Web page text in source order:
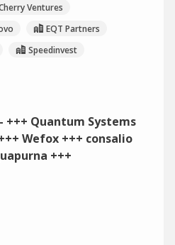
Ventures
EQT Partners
Speedinvest